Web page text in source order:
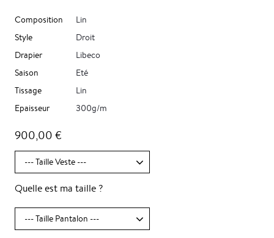
Composition
Lin
Style
Droit
Drapier
Libeco
Saison
Eté
Tissage
Lin
Epaisseur
300g/m
900,00 €
Quelle est ma taille ?